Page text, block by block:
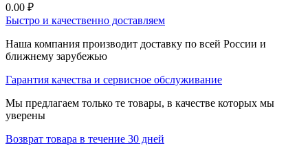
0.00 ₽
Быстро и качественно доставляем
Наша компания производит доставку по всей России и
ближнему зарубежью
Гарантия качества и сервисное обслуживание
Мы предлагаем только те товары, в качестве которых мы
уверены
Возврат товара в течение 30 дней